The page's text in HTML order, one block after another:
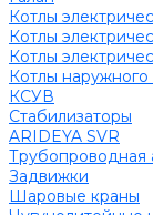
Котлы
Котлы
Котлы
Котлы
КСУВ
Стабилизаторы
ARIDEYA SVR
Трубопроводная
Задвижки
Шаровые краны